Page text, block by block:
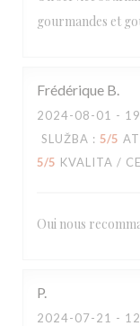
gourmandes et
Frédérique B
2024-08-01 -
SLUŽBA : 5/5
5/5 KVALITA /
Oui nous
P
2024-07-21 -